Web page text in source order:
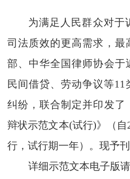
为满足人民群众对于
司法质效的更高需求，最
部、中华全国律师协会于
民间借贷、劳动争议等11
纠纷，联合制定并印发了
辩状示范文本(试行)》（自
行，试行期一年）。现予刊
详细示范文本电子版